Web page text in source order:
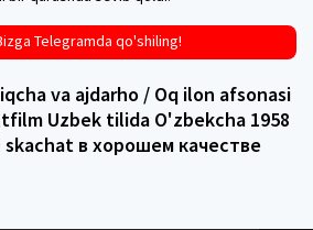
Telegramda qo'shiling!
va ajdarho / Oq ilon afsonasi
Uzbek tilida O'zbekcha 1958
skachat в хорошем качестве